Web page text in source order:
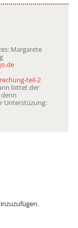
Margarete
teil-2
bittet der
Unterstüzung: